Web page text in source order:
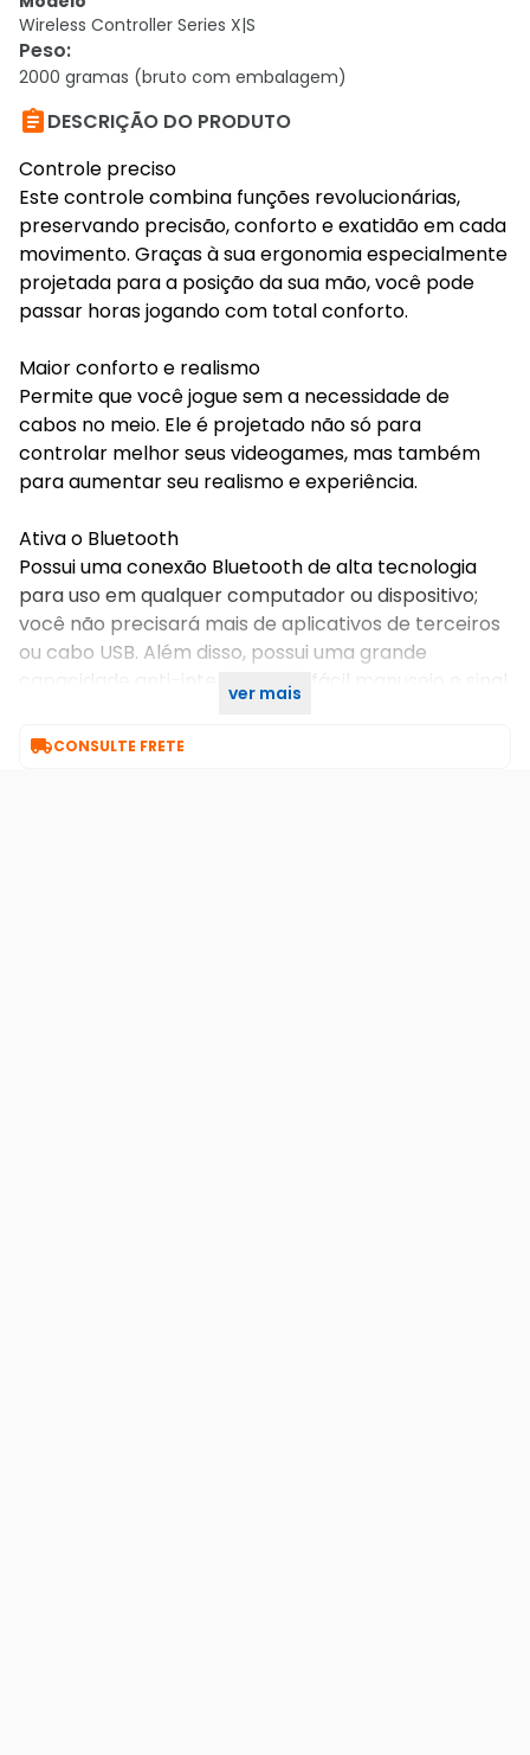
Wireless Controller Series X|S
Peso:
2000 gramas (bruto com embalagem)
DESCRIÇÃO DO PRODUTO
Controle preciso
Este controle combina funções revolucionárias,
preservando precisão, conforto e exatidão em cada
movimento. Graças à sua ergonomia especialmente
projetada para a posição da sua mão, você pode
passar horas jogando com total conforto.
Maior conforto e realismo
Permite que você jogue sem a necessidade de
cabos no meio. Ele é projetado não só para
controlar melhor seus videogames, mas também
para aumentar seu realismo e experiência.
Ativa o Bluetooth
Possui uma conexão Bluetooth de alta tecnologia
para uso em qualquer computador ou dispositivo;
você não precisará mais de aplicativos de terceiros
ou cabo USB. Além disso, possui uma grande
capacidade anti-interferência, fácil manuseio e sinal
ver mais
CONSULTE FRETE